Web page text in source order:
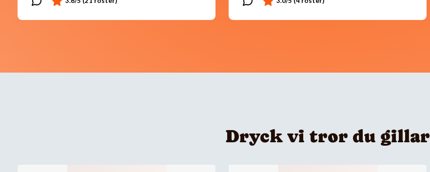
Dryck vi tror du gillar